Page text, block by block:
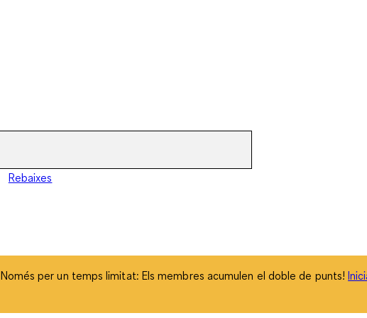
Rebaixes
Només per un temps limitat: Els membres acumulen el doble de punts!